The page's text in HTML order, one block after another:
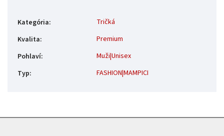
Kategória:
Tričká
Kvalita:
Premium
Pohlaví:
Muži|Unisex
Typ: FASHION|MAMPICI